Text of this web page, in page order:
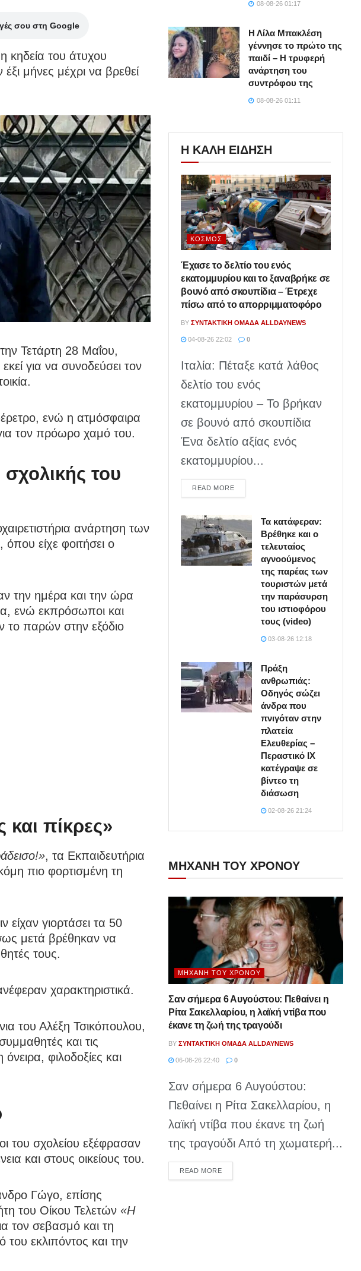
σου στη Google
κηδεία του άτυχου
μήνες μέχρι να βρεθεί
Τετάρτη 28 Μαΐου,
για να συνοδεύσει τον
ενώ η ατμόσφαιρα
τον πρόωρο χαμό του.
σχολικής του
ανάρτηση των
, όπου είχε φοιτήσει ο
την ημέρα και την ώρα
ενώ εκπρόσωποι και
το παρών στην εξόδιο
και πίκρες»
, τα Εκπαιδευτήρια
πιο φορτισμένη τη
γιορτάσει τα 50
μετά βρέθηκαν να
τους.
χαρακτηριστικά.
του Αλέξη Τσικόπουλου,
και τις
φιλοδοξίες και
του σχολείου εξέφρασαν
και στους οικείους του.
Γώγο, επίσης
του Οίκου Τελετών «Η
τον σεβασμό και τη
του εκλιπόντος και την
08-08-26 01:17
Η Λίλα Μπακλέση
γέννησε το πρώτο της
παιδί – Η τρυφερή
ανάρτηση του
συντρόφου της
08-08-26 01:11
Η ΚΑΛΗ ΕΙΔΗΣΗ
ΚΌΣΜΟΣ
Έχασε το δελτίο του ενός
εκατομμυρίου και το ξαναβρήκε σε
βουνό από σκουπίδια – Έτρεχε
πίσω από το απορριμματοφόρο
BY ΣΥΝΤΑΚΤΙΚΉ ΟΜΆΔΑ ALLDAYNEWS
04-08-26 22:02 0
Ιταλία: Πέταξε κατά λάθος
δελτίο του ενός
εκατομμυρίου – Το βρήκαν
σε βουνό από σκουπίδια
Ένα δελτίο αξίας ενός
εκατομμυρίου...
READ MOREDETAILS
Τα κατάφεραν:
Βρέθηκε και ο
τελευταίος
αγνοούμενος
της παρέας των
τουριστών μετά
την παράσυρση
του ιστιοφόρου
τους (video)
03-08-26 12:18
Πράξη
ανθρωπιάς:
Οδηγός σώζει
άνδρα που
πνιγόταν στην
πλατεία
Ελευθερίας –
Περαστικό ΙΧ
κατέγραψε σε
βίντεο τη
διάσωση
02-08-26 21:24
ΜΗΧΑΝΗ ΤΟΥ ΧΡΟΝΟΥ
ΜΗΧΑΝΉ ΤΟΥ ΧΡΌΝΟΥ
Σαν σήμερα 6 Αυγούστου: Πεθαίνει η
Ρίτα Σακελλαρίου, η λαϊκή ντίβα που
έκανε τη ζωή της τραγούδι
BY ΣΥΝΤΑΚΤΙΚΉ ΟΜΆΔΑ ALLDAYNEWS
06-08-26 22:40 0
Σαν σήμερα 6 Αυγούστου:
Πεθαίνει η Ρίτα Σακελλαρίου, η
λαϊκή ντίβα που έκανε τη ζωή
της τραγούδι Από τη χωματερή...
READ MOREDETAILS